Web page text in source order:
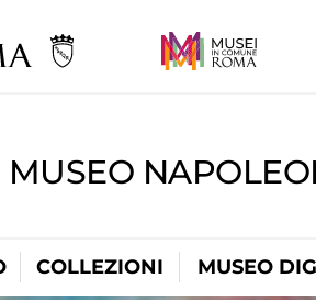
MUSEO
COLLEZIONI MUSEO